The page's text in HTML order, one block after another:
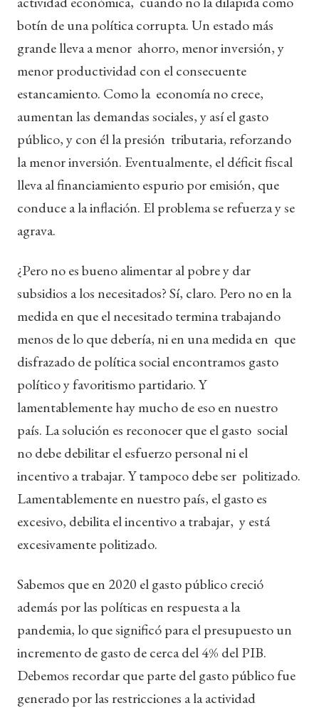
botín de una política corrupta. Un estado más
grande lleva a menor ahorro, menor inversión, y
menor productividad con el consecuente
estancamiento. Como la economía no crece,
aumentan las demandas sociales, y así el gasto
público, y con él la presión tributaria, reforzando
la menor inversión. Eventualmente, el déficit fiscal
lleva al financiamiento espurio por emisión, que
conduce a la inflación. El problema se refuerza y se
agrava.
¿Pero no es bueno alimentar al pobre y dar
subsidios a los necesitados? Sí, claro. Pero no en la
medida en que el necesitado termina trabajando
menos de lo que debería, ni en una medida en que
disfrazado de política social encontramos gasto
político y favoritismo partidario. Y
lamentablemente hay mucho de eso en nuestro
país. La solución es reconocer que el gasto social
no debe debilitar el esfuerzo personal ni el
incentivo a trabajar. Y tampoco debe ser politizado.
Lamentablemente en nuestro país, el gasto es
excesivo, debilita el incentivo a trabajar, y está
excesivamente politizado.
Sabemos que en 2020 el gasto público creció
además por las políticas en respuesta a la
pandemia, lo que significó para el presupuesto un
incremento de gasto de cerca del 4% del PIB.
Debemos recordar que parte del gasto público fue
generado por las restricciones a la actividad